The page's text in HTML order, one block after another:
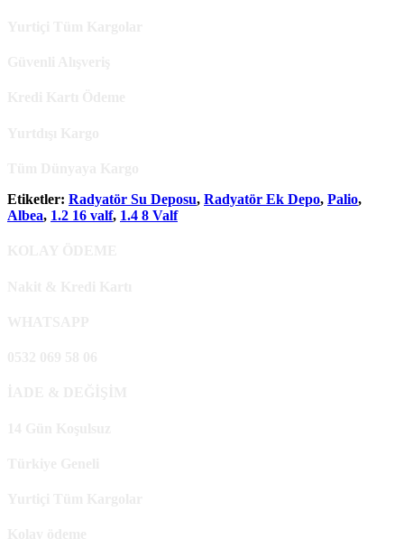
Etiketler: Radyatör Su Deposu, Radyatör Ek Depo, Palio,
Albea, 1.2 16 valf, 1.4 8 Valf